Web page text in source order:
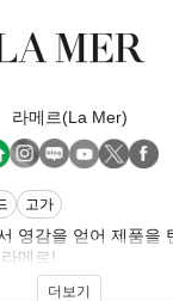
라메르(La Mer)
고가
영감을 얻어 제품을
메르!
하고자 무려 12년동
더보기